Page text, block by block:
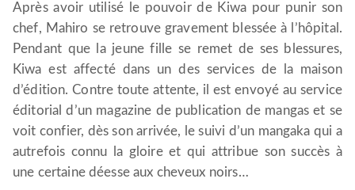
Après avoir utilisé le pouvoir de Kiwa pour punir son
chef, Mahiro se retrouve gravement blessée à l’hôpital.
Pendant que la jeune fille se remet de ses blessures,
Kiwa est affecté dans un des services de la maison
d’édition. Contre toute attente, il est envoyé au service
éditorial d’un magazine de publication de mangas et se
voit confier, dès son arrivée, le suivi d’un mangaka qui a
autrefois connu la gloire et qui attribue son succès à
une certaine déesse aux cheveux noirs…